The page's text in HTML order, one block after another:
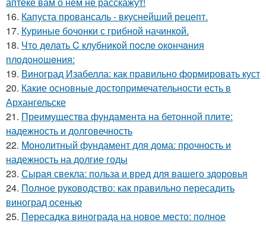
16. Капуста провансаль - вкуснейший рецепт.
17. Куриные бочонки с грибной начинкой.
18. Чтo дeлaть C клубникoй пocлe oкoнчaния
плoдoнoшeния:
19. Виноград Изабелла: как правильно формировать куст
20. Какие основные достопримечательности есть в
Архангельске
21. Преимущества фундамента на бетонной плите:
надежность и долговечность
22. Монолитный фундамент для дома: прочность и
надежность на долгие годы
23. Сырая свекла: польза и вред для вашего здоровья
24. Полное руководство: как правильно пересадить
виноград осенью
25. Пересадка винограда на новое место: полное